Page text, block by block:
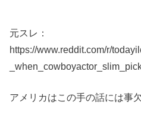
元スレ：
https://www.reddit.com/r/
アメリカはこの手の話には事